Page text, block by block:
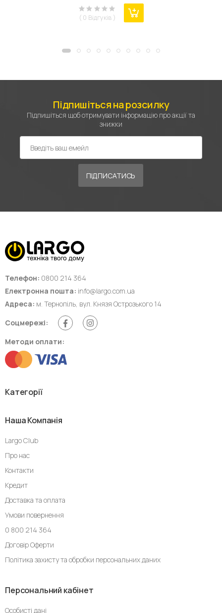
( 0 Відгуків )
Підпишіться на розсилку
Підпишіться щоб отримувати інформацію про акції та
знижки
ПІДПИСАТИСЬ
Телефон: 0800 214 364
Електронна пошта: info@largo.com.ua
Адреса: м. Тернопіль, вул. Князя Острозького 14
Соцмережі:
Методи оплати:
Категорії
Наша Компанія
Largo Club
Про нас
Контакти
Кредит
Доставка та оплата
Умови повернення
0 800 214 364
Договір Оферти
Політика захисту та обробки персональних даних
Персональний кабінет
Особисті дані